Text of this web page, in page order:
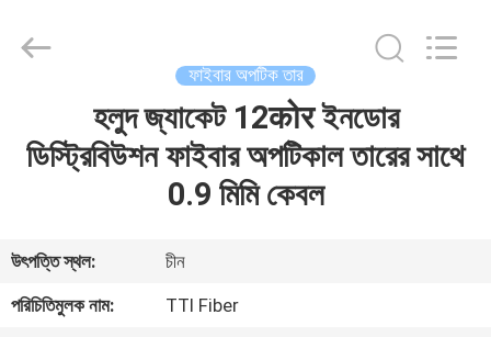
আমাদের
সম্পর্কে
Tech.
ফাইবার অপটিক তার
হলুদ জ্যাকেট 12कोर ইনডোর
ডিস্ট্রিবিউশন ফাইবার অপটিকাল তারের সাথে
0.9 মিমি কেবল
উৎপত্তি স্থল:
চীন
পরিচিতিমুলক নাম:
TTI Fiber